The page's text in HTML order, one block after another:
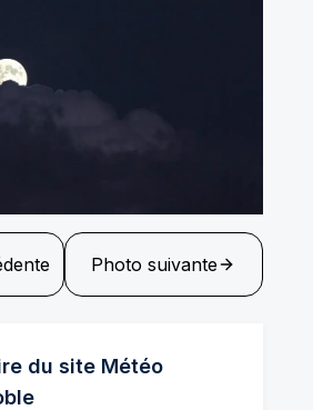
Photo suivante
du site Météo